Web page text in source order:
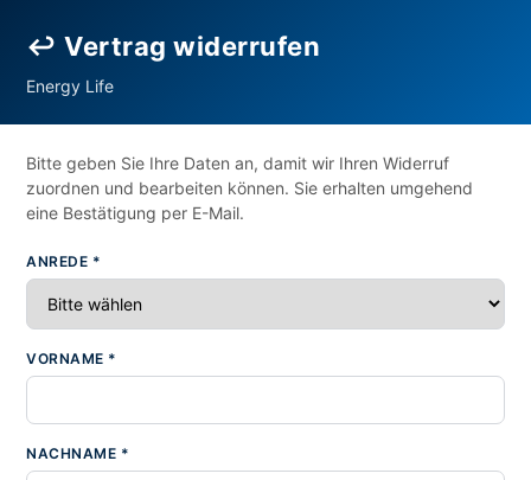
↩ Vertrag widerrufen
Energy Life
Bitte geben Sie Ihre Daten an, damit wir Ihren Widerruf
zuordnen und bearbeiten können. Sie erhalten umgehend
eine Bestätigung per E-Mail.
ANREDE *
VORNAME *
NACHNAME *